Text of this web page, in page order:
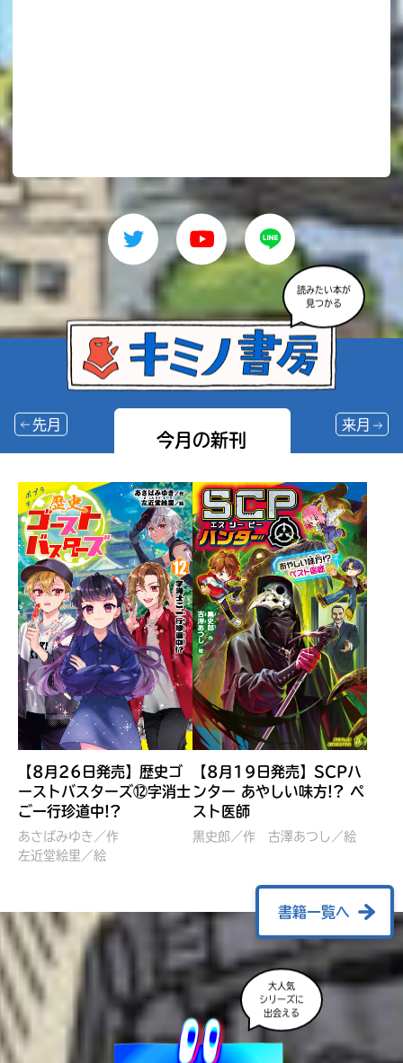
見つかる
今月の新刊
先月 来月
ぼくたちのマインクラフト
冒険記 エンチャント剣
VS暴走モブ
営委員会／協力
レッツゴー！まいぜんシス
ターズ とつぜん、王様に
佐久間さのすけ／絵
【8月26日発売】歴史ゴ
ーストバスターズ⑫字消士
ご一行珍道中!?
あさばみゆき／作
左近堂絵里／絵
【8月19日発売】SCPハ
ンター あやしい味方!? ペ
スト医師
黒史郎／作 古澤あつし／絵
書籍一覧へ
シリーズに
出会える